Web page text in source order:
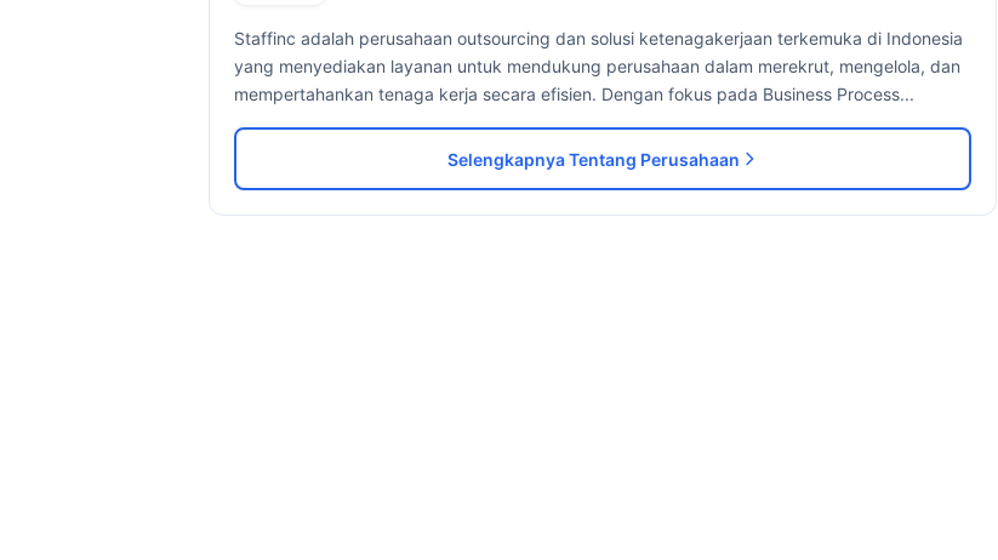
Staffinc adalah perusahaan outsourcing dan solusi ketenagakerjaan terkemuka di Indonesia
yang menyediakan layanan untuk mendukung perusahaan dalam merekrut, mengelola, dan
mempertahankan tenaga kerja secara efisien. Dengan fokus pada Business Process...
Selengkapnya Tentang Perusahaan